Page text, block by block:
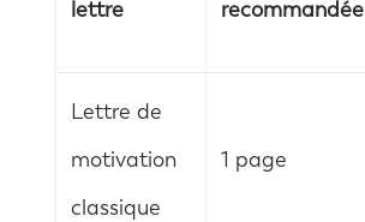
lettre
recommandée
Lettre de
motivation
classique
1 page